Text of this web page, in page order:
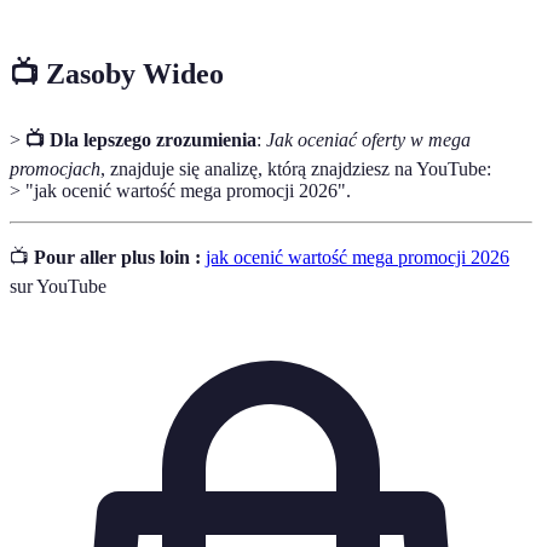
📺 Zasoby Wideo
> 📺 Dla lepszego zrozumienia: Jak oceniać oferty w mega
promocjach, znajduje się analizę, którą znajdziesz na YouTube:
> "jak ocenić wartość mega promocji 2026".
📺 Pour aller plus loin : jak ocenić wartość mega promocji 2026
sur YouTube